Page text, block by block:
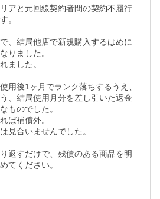
アと元回線契約者間の契約不履行
。
、結局他店で新規購入するはめに
りました。
ました。
用後1ヶ月でランク落ちするうえ、
、結局使用月分を差し引いた返金
ものでした。
ば補償外。
見合いませんでした。
返すだけで、残債のある商品を明